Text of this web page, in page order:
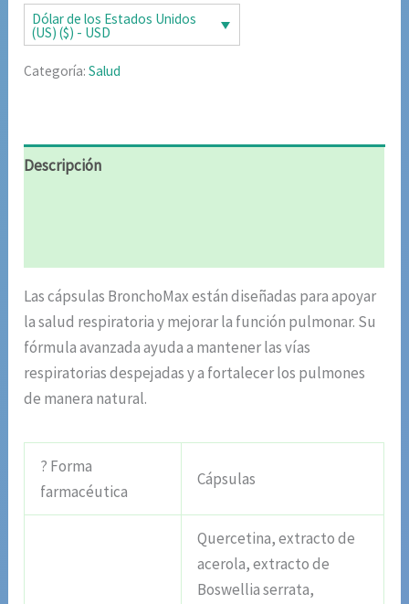
era:
$85.02.
es:
Dólar de los Estados Unidos
(US) ($) - USD
Categoría:Salud
Descripción
Las cápsulas BronchoMax están diseñadas para apoyar
la salud respiratoria y mejorar la función pulmonar. Su
fórmula avanzada ayuda a mantener las vías
respiratorias despejadas y a fortalecer los pulmones
de manera natural.
? Forma
farmacéutica
Cápsulas
Quercetina, extracto de
acerola, extracto de
Boswellia serrata,